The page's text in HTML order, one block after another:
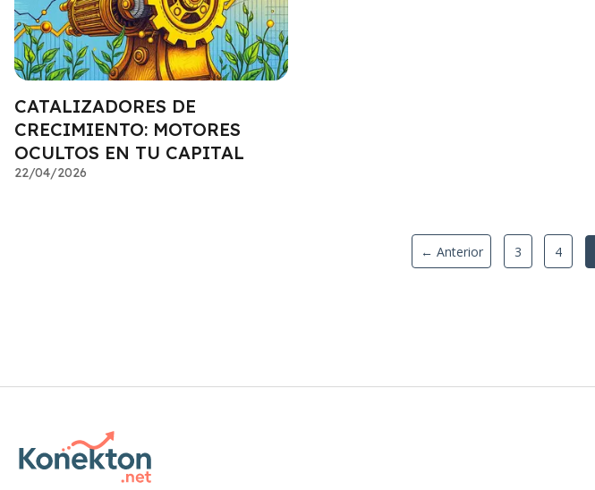
CATALIZADORES DE
CRECIMIENTO: MOTORES
OCULTOS EN TU CAPITAL
22/04/2026
← Anterior 3 4